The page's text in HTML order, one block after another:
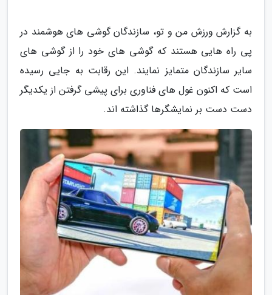
به گزارش ورزش من و تو، سازندگان گوشی های هوشمند در
پی راه هایی هستند که گوشی های خود را از گوشی های
سایر سازندگان متمایز نمایند. این رقابت به جایی رسیده
است که اکنون غول های فناوری برای پیشی گرفتن از یکدیگر
دست دست بر نمایشگرها گذاشته اند.